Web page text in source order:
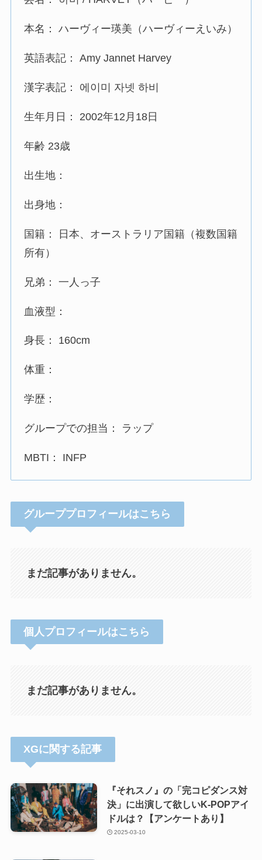
本名： ハーヴィー瑛美（ハーヴィーえいみ）
英語表記： Amy Jannet Harvey
漢字表記： 에이미 자넷 하비
生年月日： 2002年12月18日
年齢 23歳
出生地：
出身地：
国籍： 日本、オーストラリア国籍（複数国籍
所有）
兄弟： 一人っ子
血液型：
身長： 160cm
体重：
学歴：
グループでの担当： ラップ
MBTI： INFP
グループプロフィールはこちら
まだ記事がありません。
個人プロフィールはこちら
まだ記事がありません。
XGに関する記事
『それスノ』の「完コピダンス対
決」に出演して欲しいK-POPアイ
ドルは？【アンケートあり】
2025-03-10